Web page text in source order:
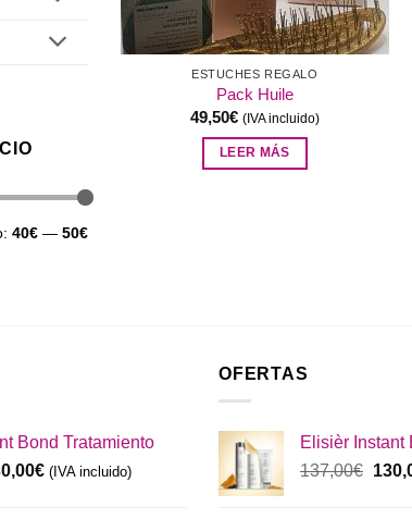
40€ — 50€
ESTUCHES REGALO
Pack Huile
49,50€ (IVA incluido)
LEER MÁS
Bond Tratamiento
€El
(IVA incluido)
OFERTAS
Elisièr Instant
137,00€ El